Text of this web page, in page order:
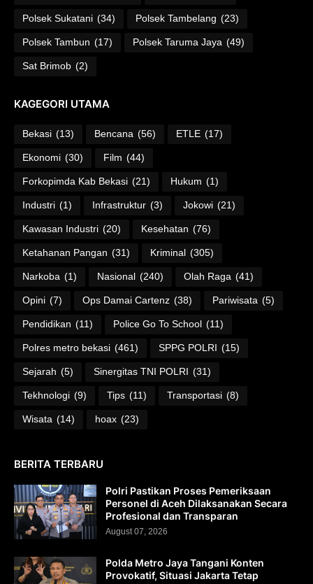
Polsek Sukatani (34) Polsek Tambelang (23)
Polsek Tambun (17) Polsek Taruma Jaya (49)
Sat Brimob (2)
KAGEGORI UTAMA
Bekasi (13) Bencana (56) ETLE (17)
Ekonomi (30) Film (44)
Forkopimda Kab Bekasi (21) Hukum (1)
Industri (1) Infrastruktur (3) Jokowi (21)
Kawasan Industri (20) Kesehatan (76)
Ketahanan Pangan (31) Kriminal (305)
Narkoba (1) Nasional (240) Olah Raga (41)
Opini (7) Ops Damai Cartenz (38) Pariwisata (5)
Pendidikan (11) Police Go To School (11)
Polres metro bekasi (461) SPPG POLRI (15)
Sejarah (5) Sinergitas TNI POLRI (31)
Tekhnologi (9) Tips (11) Transportasi (8)
Wisata (14) hoax (23)
BERITA TERBARU
Polri Pastikan Proses Pemeriksaan
Personel di Aceh Dilaksanakan Secara
Profesional dan Transparan
August 07, 2026
Polda Metro Jaya Tangani Konten
Provokatif, Situasi Jakarta Tetap